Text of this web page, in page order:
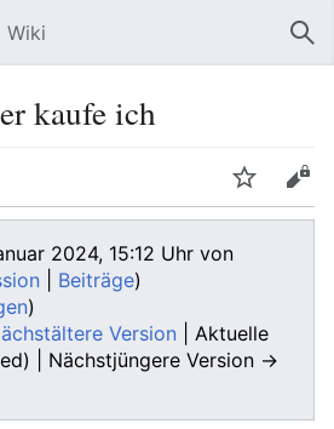
Wiki
kaufe ich
Beobachten Bearbeiten
2024, 15:12 Uhr von
Beiträge)
)
Version | Aktuelle
| Nächstjüngere Version →